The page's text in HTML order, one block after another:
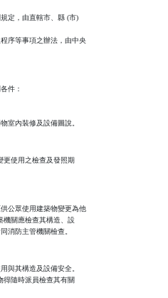
定，由直轄市、縣 (市)
序等事項之辦法，由中央
件：
室內裝修及設備圖說。
更使用之檢查及發照期
公眾使用建築物變更為他
機關應檢查其構造、設
消防主管機關檢查。
與其構造及設備安全。
得隨時派員檢查其有關